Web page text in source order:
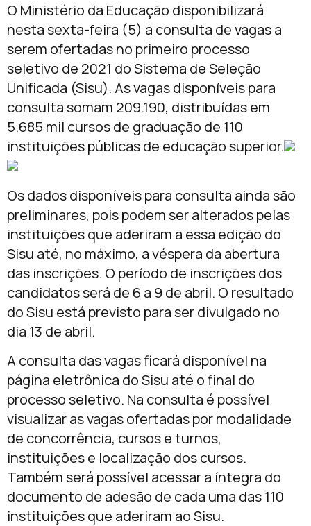
O Ministério da Educação disponibilizará
nesta sexta-feira (5) a consulta de vagas a
serem ofertadas no primeiro processo
seletivo de 2021 do Sistema de Seleção
Unificada (Sisu). As vagas disponíveis para
consulta somam 209.190, distribuídas em
5.685 mil cursos de graduação de 110
instituições públicas de educação superior.
Os dados disponíveis para consulta ainda são
preliminares, pois podem ser alterados pelas
instituições que aderiram a essa edição do
Sisu até, no máximo, a véspera da abertura
das inscrições. O período de inscrições dos
candidatos será de 6 a 9 de abril. O resultado
do Sisu está previsto para ser divulgado no
dia 13 de abril.
A consulta das vagas ficará disponível na
página eletrônica do Sisu até o final do
processo seletivo. Na consulta é possível
visualizar as vagas ofertadas por modalidade
de concorrência, cursos e turnos,
instituições e localização dos cursos.
Também será possível acessar a íntegra do
documento de adesão de cada uma das 110
instituições que aderiram ao Sisu.